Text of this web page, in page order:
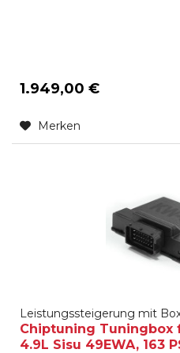
1.949,00 €
Merken
Leistungssteigerung mit
Chiptuning Tuningbox
4.9L Sisu 49EWA, 163